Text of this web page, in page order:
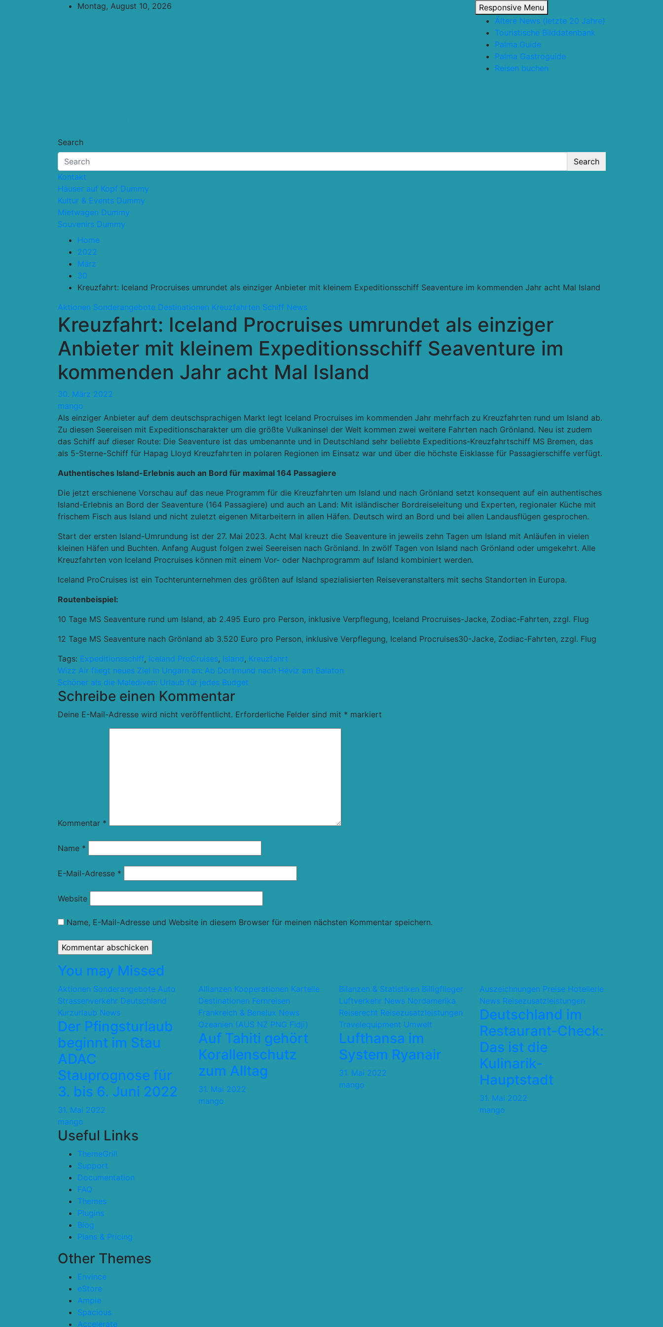
Montag, August 10, 2026
Responsive Menu
Ältere News (letzte 20 Jahre)
Touristische Bilddatenbank
Palma.Guide
Palma Gastroguide
Reisen buchen
Search
Search
Kontakt
Häuser auf Kopf Dummy
Kultur & Events Dummy
Mietwagen Dummy
Souvenirs Dummy
Home
2022
März
30
Kreuzfahrt: Iceland Procruises umrundet als einziger Anbieter mit kleinem Expeditionsschiff Seaventure im kommenden Jahr acht Mal Island
Aktionen Sonderangebote Destinationen Kreuzfahrten Schiff News
Kreuzfahrt: Iceland Procruises umrundet als einziger
Anbieter mit kleinem Expeditionsschiff Seaventure im
kommenden Jahr acht Mal Island
30. März 2022
mango
Als einziger Anbieter auf dem deutschsprachigen Markt legt Iceland Procruises im kommenden Jahr mehrfach zu Kreuzfahrten rund um Island ab.
Zu diesen Seereisen mit Expeditionscharakter um die größte Vulkaninsel der Welt kommen zwei weitere Fahrten nach Grönland. Neu ist zudem
das Schiff auf dieser Route: Die Seaventure ist das umbenannte und in Deutschland sehr beliebte Expeditions-Kreuzfahrtschiff MS Bremen, das
als 5-Sterne-Schiff für Hapag Lloyd Kreuzfahrten in polaren Regionen im Einsatz war und über die höchste Eisklasse für Passagierschiffe verfügt.
Authentisches Island-Erlebnis auch an Bord für maximal 164 Passagiere
Die jetzt erschienene Vorschau auf das neue Programm für die Kreuzfahrten um Island und nach Grönland setzt konsequent auf ein authentisches
Island-Erlebnis an Bord der Seaventure (164 Passagiere) und auch an Land: Mit isländischer Bordreiseleitung und Experten, regionaler Küche mit
frischem Fisch aus Island und nicht zuletzt eigenen Mitarbeitern in allen Häfen. Deutsch wird an Bord und bei allen Landausflügen gesprochen.
Start der ersten Island-Umrundung ist der 27. Mai 2023. Acht Mal kreuzt die Seaventure in jeweils zehn Tagen um Island mit Anläufen in vielen
kleinen Häfen und Buchten. Anfang August folgen zwei Seereisen nach Grönland. In zwölf Tagen von Island nach Grönland oder umgekehrt. Alle
Kreuzfahrten von Iceland Procruises können mit einem Vor- oder Nachprogramm auf Island kombiniert werden.
Iceland ProCruises ist ein Tochterunternehmen des größten auf Island spezialisierten Reiseveranstalters mit sechs Standorten in Europa.
Routenbeispiel:
10 Tage MS Seaventure rund um Island, ab 2.495 Euro pro Person, inklusive Verpflegung, Iceland Procruises-Jacke, Zodiac-Fahrten, zzgl. Flug
12 Tage MS Seaventure nach Grönland ab 3.520 Euro pro Person, inklusive Verpflegung, Iceland Procruises30-Jacke, Zodiac-Fahrten, zzgl. Flug
Tags: Expeditionsschiff, Iceland ProCruises, Island, Kreuzfahrt
Beitragsnavigation
Wizz Air fliegt neues Ziel in Ungarn an: Ab Dortmund nach Hévíz am Balaton
Schöner als die Malediven: Urlaub für jedes Budget
Schreibe einen Kommentar
Deine E-Mail-Adresse wird nicht veröffentlicht. Erforderliche Felder sind mit * markiert
Kommentar *
Name *
E-Mail-Adresse *
Website
Name, E-Mail-Adresse und Website in diesem Browser für meinen nächsten Kommentar speichern.
You may Missed
Aktionen Sonderangebote Auto
Strassenverkehr Deutschland
Kurzurlaub News
Der Pfingsturlaub
beginnt im Stau
ADAC
Stauprognose für
3. bis 6. Juni 2022
31. Mai 2022
mango
Allianzen Kooperationen Kartelle
Destinationen Fernreisen
Frankreich & Benelux News
Ozeanien (AUS NZ PNG Fidji)
Auf Tahiti gehört
Korallenschutz
zum Alltag
31. Mai 2022
mango
Bilanzen & Statistiken Billigflieger
Luftverkehr News Nordamerika
Reiserecht Reisezusatzleistungen
Travelequipment Umwelt
Lufthansa im
System Ryanair
31. Mai 2022
mango
Auszeichnungen Preise Hotellerie
News Reisezusatzleistungen
Deutschland im
Restaurant-Check:
Das ist die
Kulinarik-
Hauptstadt
31. Mai 2022
mango
Useful Links
ThemeGrill
Support
Documentation
FAQ
Themes
Plugins
Blog
Plans & Pricing
Other Themes
Envince
eStore
Ample
Spacious
Accelerate